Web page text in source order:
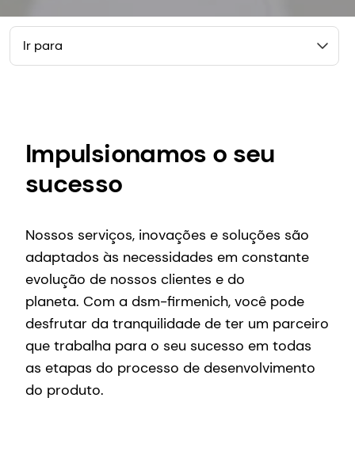
Ir para
Impulsionamos o seu
sucesso
Nossos serviços, inovações e soluções são
adaptados às necessidades em constante
evolução de nossos clientes e do
planeta. Com a dsm-firmenich, você pode
desfrutar da tranquilidade de ter um parceiro
que trabalha para o seu sucesso em todas
as etapas do processo de desenvolvimento
do produto.